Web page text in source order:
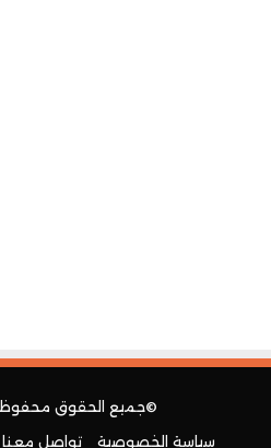
©جميع الحقوق
سياسة الخصوصية
تواصل معنا